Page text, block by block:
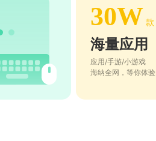
30W 款
海量应用
应用/手游/小游戏
海纳全网，等你体验